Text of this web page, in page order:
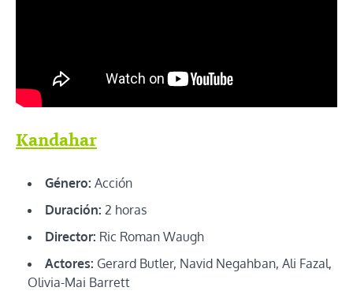
Kandahar
Género: Acción
Duración: 2 horas
Director: Ric Roman Waugh
Actores: Gerard Butler, Navid Negahban, Ali Fazal,
Olivia-Mai Barrett